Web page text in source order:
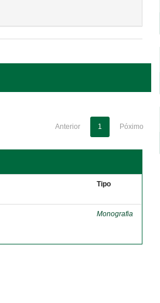
Anterior 1 Póximo
Tipo
Monografia